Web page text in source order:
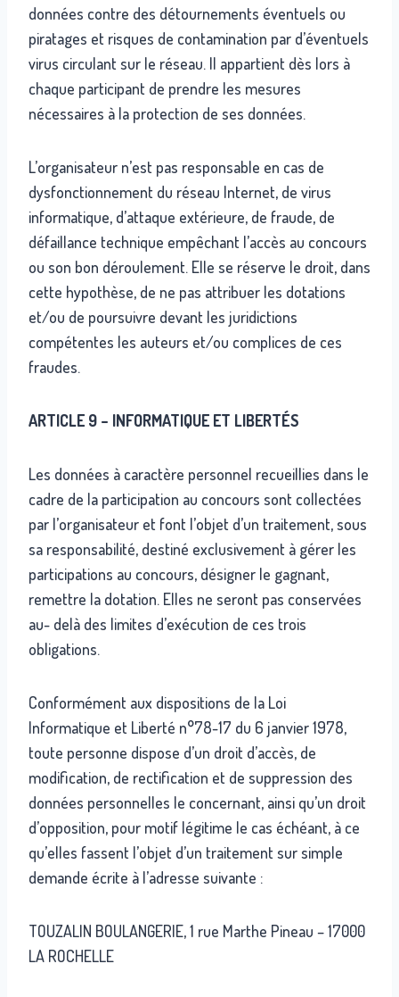
données contre des détournements éventuels ou
piratages et risques de contamination par d’éventuels
virus circulant sur le réseau. Il appartient dès lors à
chaque participant de prendre les mesures
nécessaires à la protection de ses données.
L’organisateur n’est pas responsable en cas de
dysfonctionnement du réseau Internet, de virus
informatique, d’attaque extérieure, de fraude, de
défaillance technique empêchant l’accès au concours
ou son bon déroulement. Elle se réserve le droit, dans
cette hypothèse, de ne pas attribuer les dotations
et/ou de poursuivre devant les juridictions
compétentes les auteurs et/ou complices de ces
fraudes.
ARTICLE 9 – INFORMATIQUE ET LIBERTÉS
Les données à caractère personnel recueillies dans le
cadre de la participation au concours sont collectées
par l’organisateur et font l’objet d’un traitement, sous
sa responsabilité, destiné exclusivement à gérer les
participations au concours, désigner le gagnant,
remettre la dotation. Elles ne seront pas conservées
au- delà des limites d’exécution de ces trois
obligations.
Conformément aux dispositions de la Loi
Informatique et Liberté n°78-17 du 6 janvier 1978,
toute personne dispose d’un droit d’accès, de
modification, de rectification et de suppression des
données personnelles le concernant, ainsi qu’un droit
d’opposition, pour motif légitime le cas échéant, à ce
qu’elles fassent l’objet d’un traitement sur simple
demande écrite à l’adresse suivante :
TOUZALIN BOULANGERIE, 1 rue Marthe Pineau – 17000
LA ROCHELLE